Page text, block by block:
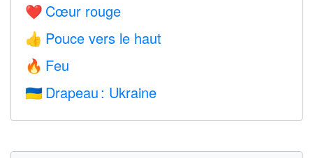
❤️ Cœur rouge
👍 Pouce vers le haut
🔥 Feu
🇺🇦 Drapeau : Ukraine